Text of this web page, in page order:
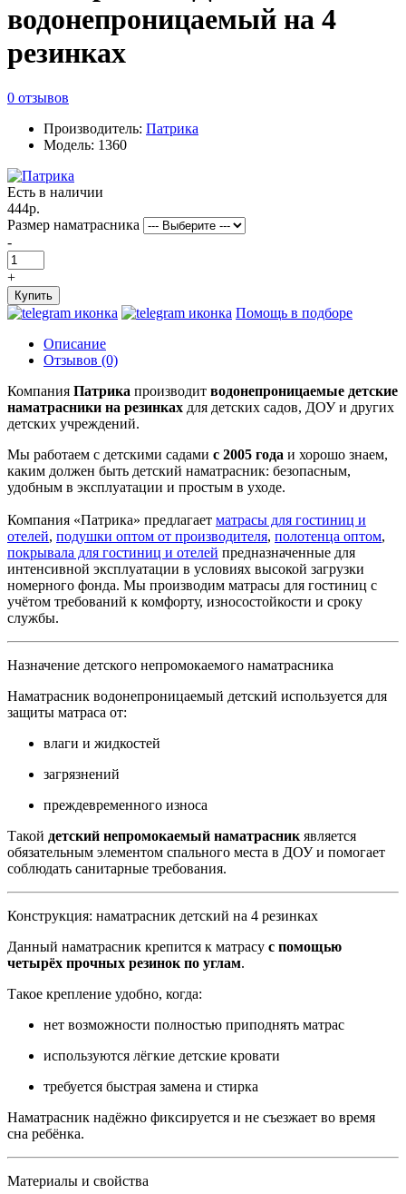
водонепроницаемый на 4
резинках
0 отзывов
Производитель: Патрика
Модель: 1360
Есть в наличии
444р.
Размер наматрасника
-
+
Купить
Помощь в подборе
Описание
Отзывов (0)
Компания Патрика производит водонепроницаемые детские
наматрасники на резинках для детских садов, ДОУ и других
детских учреждений.
Мы работаем с детскими садами с 2005 года и хорошо знаем,
каким должен быть детский наматрасник: безопасным,
удобным в эксплуатации и простым в уходе.
Компания «Патрика» предлагает матрасы для гостиниц и
отелей, подушки оптом от производителя, полотенца оптом,
покрывала для гостиниц и отелей предназначенные для
интенсивной эксплуатации в условиях высокой загрузки
номерного фонда. Мы производим матрасы для гостиниц с
учётом требований к комфорту, износостойкости и сроку
службы.
Назначение детского непромокаемого наматрасника
Наматрасник водонепроницаемый детский используется для
защиты матраса от:
влаги и жидкостей
загрязнений
преждевременного износа
Такой детский непромокаемый наматрасник является
обязательным элементом спального места в ДОУ и помогает
соблюдать санитарные требования.
Конструкция: наматрасник детский на 4 резинках
Данный наматрасник крепится к матрасу с помощью
четырёх прочных резинок по углам.
Такое крепление удобно, когда:
нет возможности полностью приподнять матрас
используются лёгкие детские кровати
требуется быстрая замена и стирка
Наматрасник надёжно фиксируется и не съезжает во время
сна ребёнка.
Материалы и свойства